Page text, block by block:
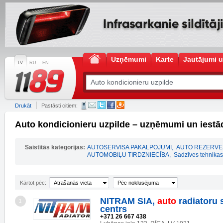
LV RU EN Uzņēmumi Karte Jautājumi
Drukāt Pastāsti citiem:
Auto kondicionieru uzpilde – uzņēmumi un
Saistītās kategorijas: AUTOSERVISA PAKALPOJUMI , AUTO
AUTOMOBIĻU TIRDZNIECĪBA, Sadzīves
Kārtot pēc: Atrašanās vieta Pēc noklusējuma
1 NITRAM SIA, auto radiatoru
centrs
+371 26 667 438